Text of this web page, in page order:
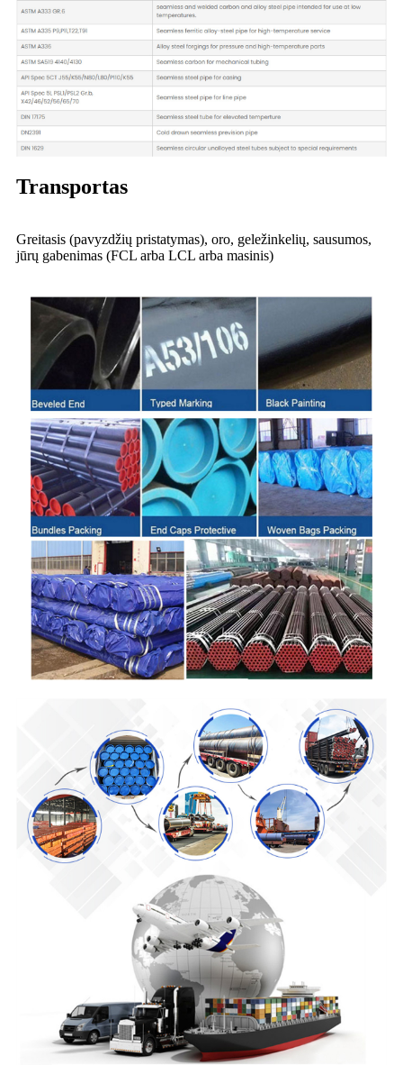
Transportas
Greitasis (pavyzdžių pristatymas), oro, geležinkelių, sausumos,
jūrų gabenimas (FCL arba LCL arba masinis)